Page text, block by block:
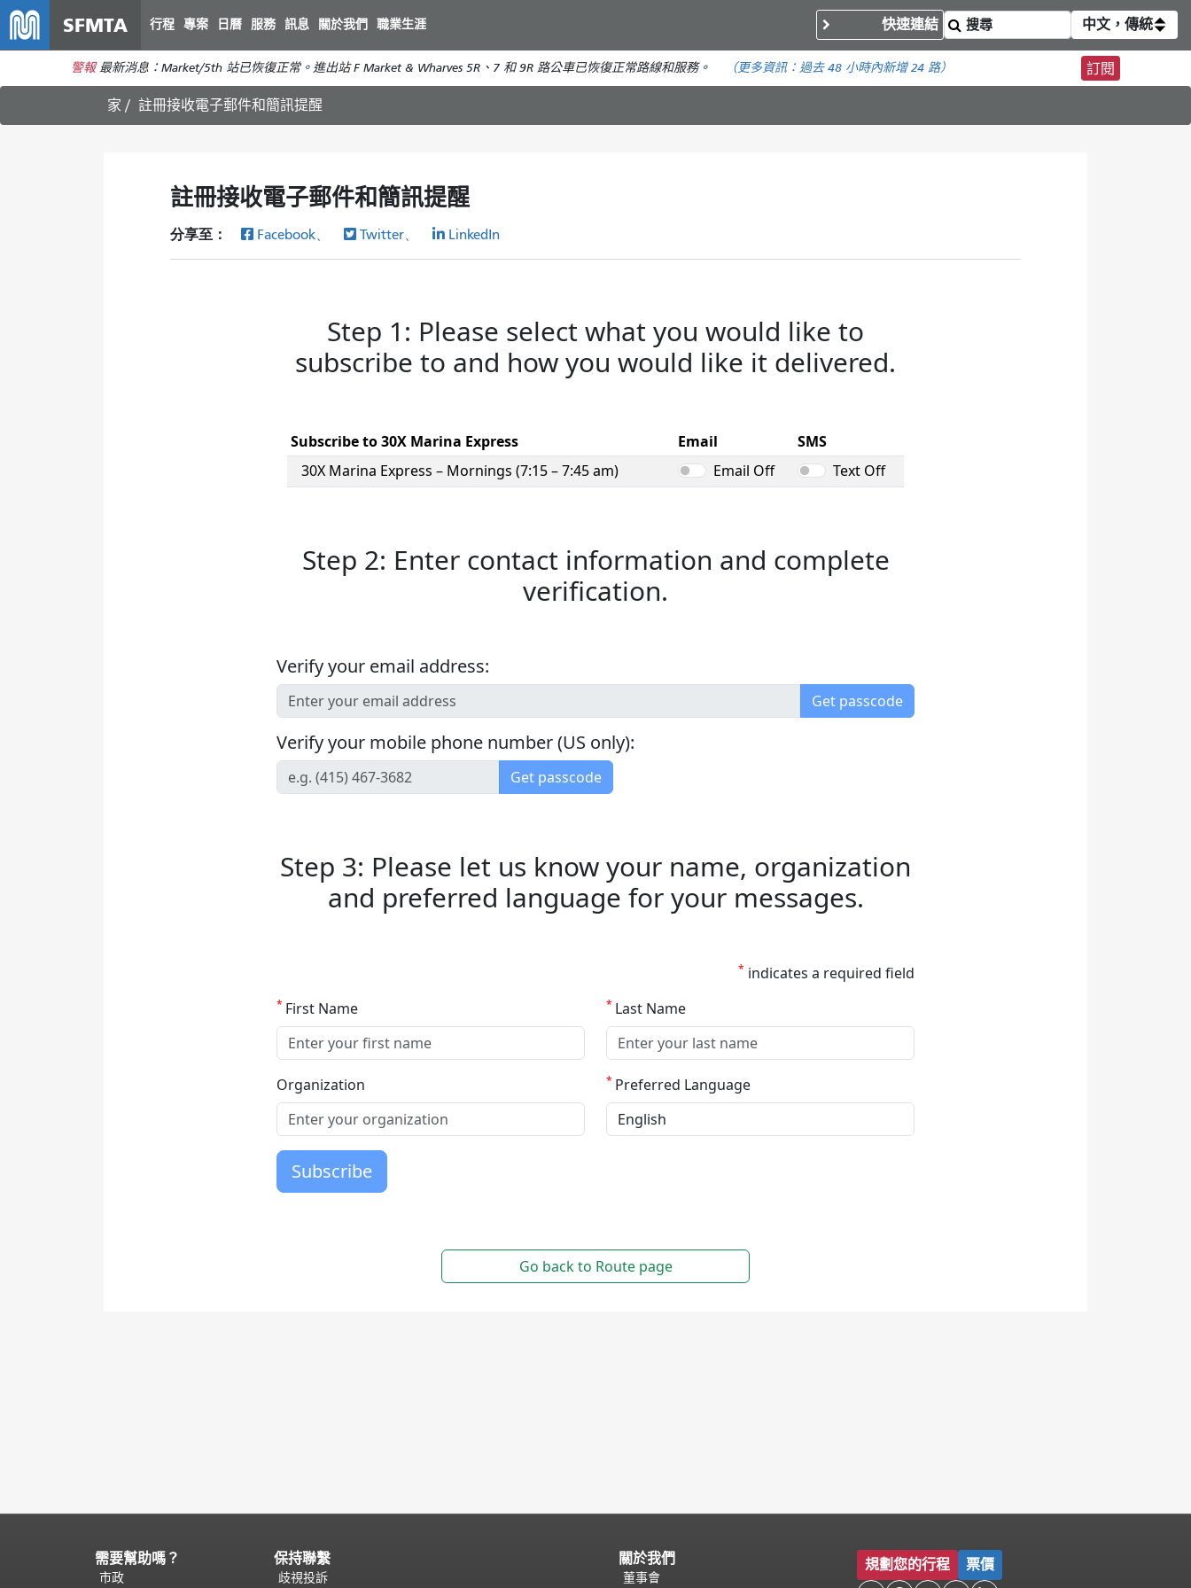
主
要
SFMTA 行程 專案 日曆 服務 訊息 關於我們 職業生涯 快速連結 中文，傳統
警報 最新消息：Market/5th 站已恢復正常。進出站 F Market & Wharves 5R、7 和 9R 路公車已恢復正常路線和服務。 （更多資訊： 過去 48 小時內新增 24 路） 訂閱
家 註冊接收電子郵件和簡訊提醒
註冊接收電子郵件和簡訊提醒
分享至： Facebook、 Twitter、 LinkedIn
頁
面
需要幫助嗎？
市政
保持聯繫
歧視投訴
關於我們
董事會
規劃您的行程 票價